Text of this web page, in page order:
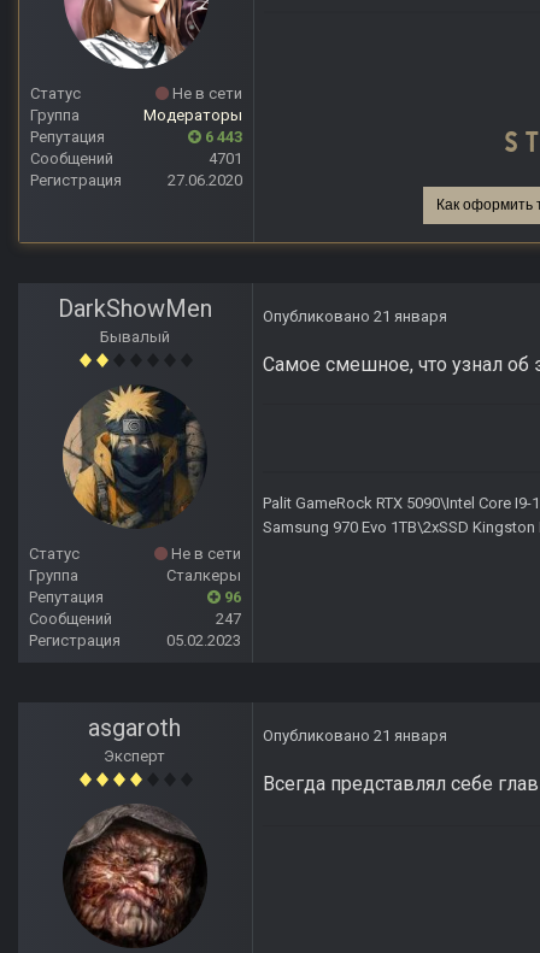
Статус
Не в сети
Группа
Модераторы
Репутация
6 443
Сообщений
4701
Регистрация
27.06.2020
Как оформить
DarkShowMen
Бывалый
Статус
Не в сети
Группа
Сталкеры
Репутация
96
Сообщений
247
Регистрация
05.02.2023
Опубликовано 21 января
Самое смешное, что узнал об
Palit GameRock RTX 5090\Intel Core
Samsung 970 Evo 1TB\2xSSD
asgaroth
Эксперт
Опубликовано 21 января
Всегда представлял себе